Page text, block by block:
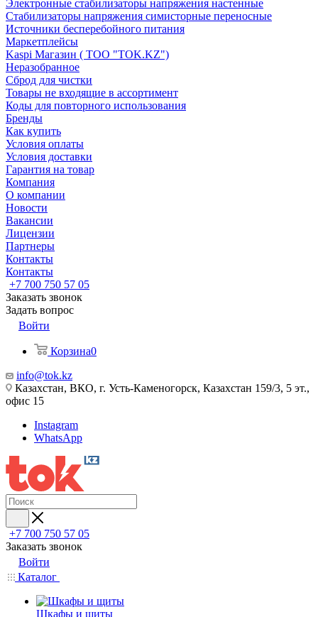
Электронные стабилизаторы напряжения настенные
Стабилизаторы напряжения симисторные переносные
Источники бесперебойного питания
Маркетплейсы
Kaspi Магазин ( ТОО "TOK.KZ")
Неразобранное
Сброд для чистки
Товары не входящие в ассортимент
Коды для повторного использования
Бренды
Как купить
Условия оплаты
Условия доставки
Гарантия на товар
Компания
О компании
Новости
Вакансии
Лицензии
Партнеры
Контакты
Контакты
+7 700 750 57 05
Заказать звонок
Задать вопрос
Войти
Корзина0
info@tok.kz
Казахстан, ВКО, г. Усть-Каменогорск, Казахстан 159/3, 5 эт.,
офис 15
Instagram
WhatsApp
+7 700 750 57 05
Заказать звонок
Войти
Каталог
Шкафы и щиты